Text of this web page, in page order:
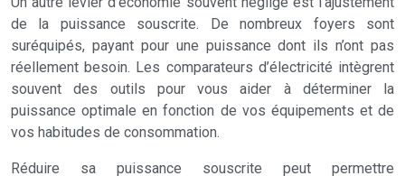
de la puissance souscrite. De nombreux foyers sont
suréquipés, payant pour une puissance dont ils n’ont pas
réellement besoin. Les comparateurs d’électricité intègrent
souvent des outils pour vous aider à déterminer la
puissance optimale en fonction de vos équipements et de
vos habitudes de consommation.
Réduire sa puissance souscrite peut permettre